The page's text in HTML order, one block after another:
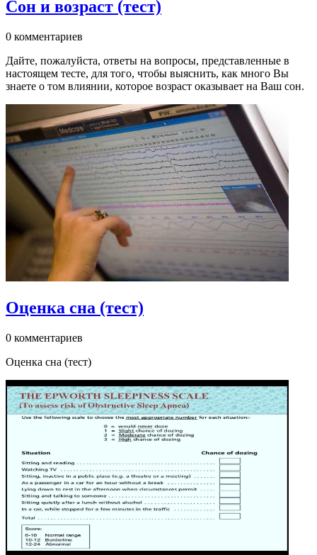
Сон и возраст (тест)
0 комментариев
Дайте, пожалуйста, ответы на вопросы, представленные в
настоящем тесте, для того, чтобы выяснить, как много Вы
знаете о том влиянии, которое возраст оказывает на Ваш сон.
Оценка сна (тест)
0 комментариев
Оценка сна (тест)